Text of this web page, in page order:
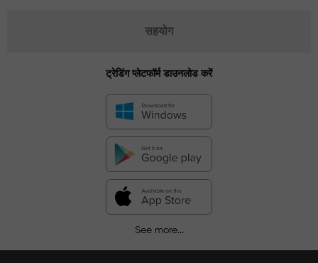
सहयोग
ट्रेडिंग प्लेटफॉर्म डाउनलोड करें
See more...